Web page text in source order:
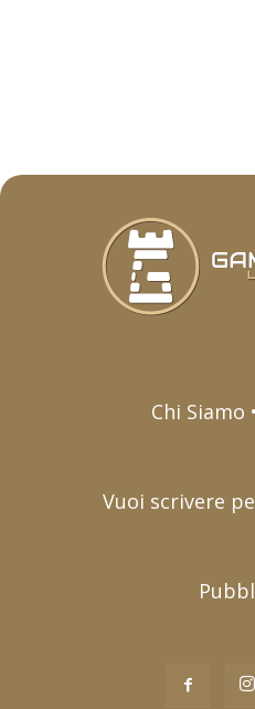
Chi Siamo
Vuoi scrivere